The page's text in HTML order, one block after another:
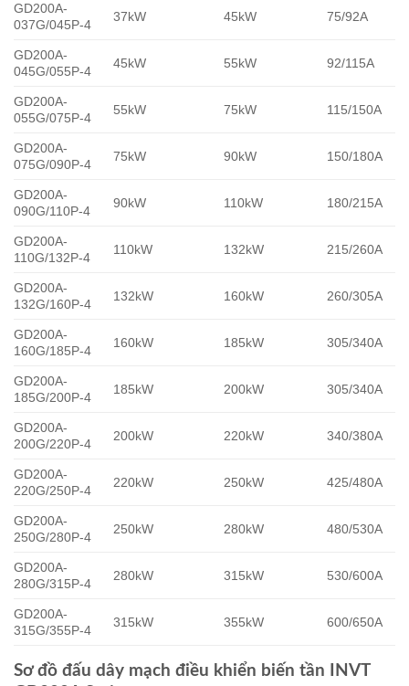
GD200A-
037G/045P-4
37kW 45kW 75/92A
GD200A-
045G/055P-4
45kW 55kW 92/115A
GD200A-
055G/075P-4
55kW 75kW 115/150A
GD200A-
075G/090P-4
75kW 90kW 150/180A
GD200A-
090G/110P-4
90kW 110kW 180/215A
GD200A-
110G/132P-4
110kW 132kW 215/260A
GD200A-
132G/160P-4
132kW 160kW 260/305A
GD200A-
160G/185P-4
160kW 185kW 305/340A
GD200A-
185G/200P-4
185kW 200kW 305/340A
GD200A-
200G/220P-4
200kW 220kW 340/380A
GD200A-
220G/250P-4
220kW 250kW 425/480A
GD200A-
250G/280P-4
250kW 280kW 480/530A
GD200A-
280G/315P-4
280kW 315kW 530/600A
GD200A-
315G/355P-4
315kW 355kW 600/650A
Sơ đồ đấu dây mạch điều khiển biến tần INVT